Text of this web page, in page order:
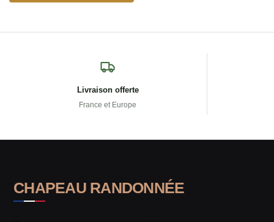
Livraison offerte
France et Europe
CHAPEAU RANDONNÉE